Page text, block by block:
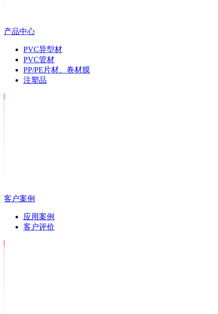
产品中心
PVC异型材
PVC管材
PP/PE片材、卷材膜
注塑品
客户案例
应用案例
客户评价